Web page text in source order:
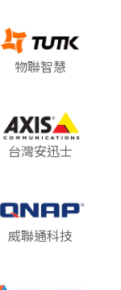
物聯智慧
台灣安迅士
威聯通科技